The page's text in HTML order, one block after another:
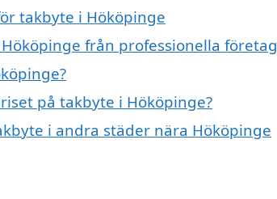
takbyte i Hököpinge
från professionella företag
på takbyte i Hököpinge?
i andra städer nära Hököpinge